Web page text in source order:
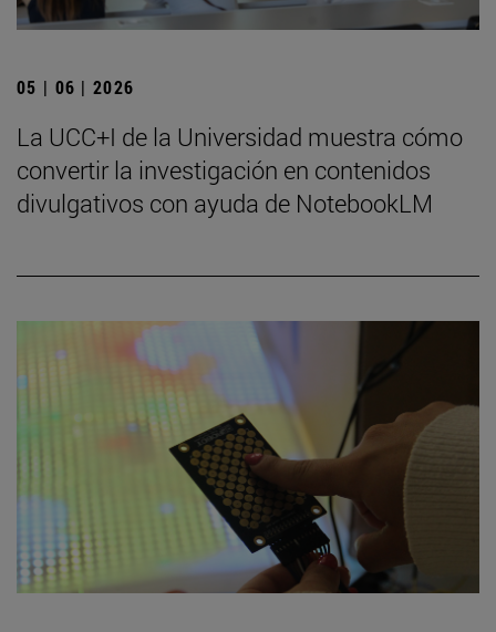
05 | 06 | 2026
La UCC+I de la Universidad muestra cómo
convertir la investigación en contenidos
divulgativos con ayuda de NotebookLM